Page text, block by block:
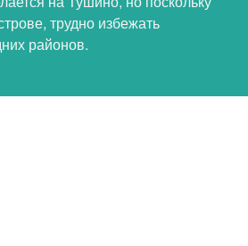
трудно избежать
районов.